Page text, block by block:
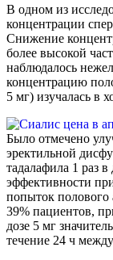
В одном из
концентрации
Снижение
более высокой
наблюдалось
концентрацию
5 мг) изучалась в
Было отмечено
эректильной
тадалафила 1 раз
эффективности
попыток
39% пациентов,
дозе 5 мг
течение 24 ч